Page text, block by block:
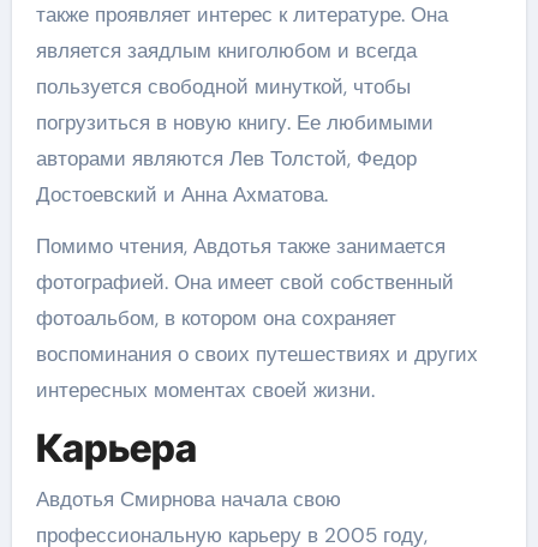
также проявляет интерес к литературе. Она
является заядлым книголюбом и всегда
пользуется свободной минуткой, чтобы
погрузиться в новую книгу. Ее любимыми
авторами являются Лев Толстой, Федор
Достоевский и Анна Ахматова.
Помимо чтения, Авдотья также занимается
фотографией. Она имеет свой собственный
фотоальбом, в котором она сохраняет
воспоминания о своих путешествиях и других
интересных моментах своей жизни.
Карьера
Авдотья Смирнова начала свою
профессиональную карьеру в 2005 году,